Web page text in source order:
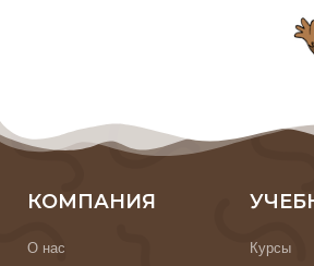
КОМПАНИЯ
О нас
Курсы